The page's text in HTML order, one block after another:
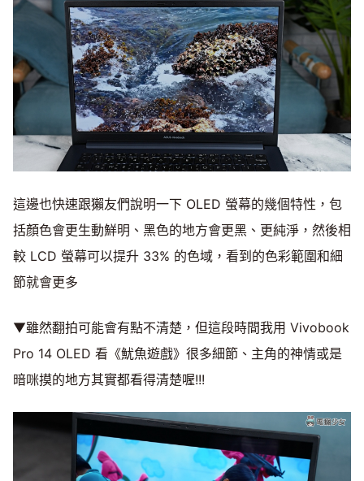
這邊也快速跟獺友們說明一下 OLED 螢幕的幾個特性，包
括顏色會更生動鮮明、黑色的地方會更黑、更純淨，然後相
較 LCD 螢幕可以提升 33% 的色域，看到的色彩範圍和細
節就會更多
▼雖然翻拍可能會有點不清楚，但這段時間我用 Vivobook
Pro 14 OLED 看《魷魚遊戲》很多細節、主角的神情或是
暗咪摸的地方其實都看得清楚喔!!!